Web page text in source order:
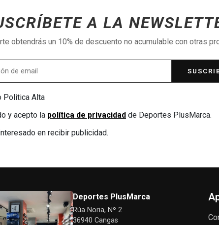
A LA
obtendrás un 10% de descuento no acumulable con otras
Politica Alta
y acepto la política de privacidad de Deportes PlusMarca.
en recibir publicidad.
Deportes PlusMarca
Rúa Noria, Nº 2
36940 Cangas